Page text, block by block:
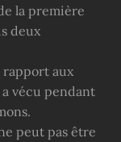
la première
deux
rapport aux
a vécu pendant
peut pas être